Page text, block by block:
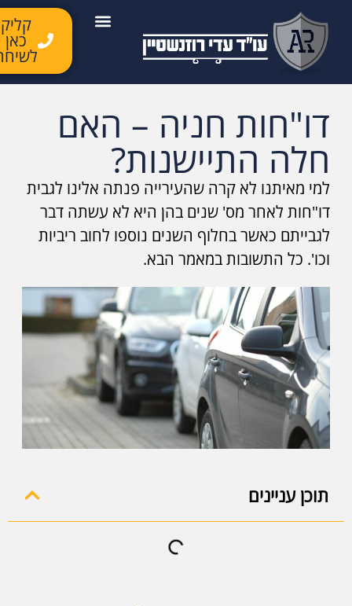
קליק
כאן
דו"חות חניה – האם
חלה התיישנות?
למי מאיתנו לא קרה שהעירייה פנתה אלינו לגבית
דו"חות לאחר מס' שנים בהן היא לא עשתה דבר
לגבייתם כאשר בחלוף השנים נוספו לחוב ריביות
וכו'. כל התשובות במאמר הבא.
תוכן עניינים